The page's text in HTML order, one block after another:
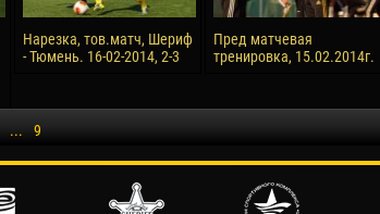
Нарезка, тов.матч, Шериф
- Тюмень. 16-02-2014, 2-3
Пред матчевая
тренировка, 15.02.2014г.
... 9